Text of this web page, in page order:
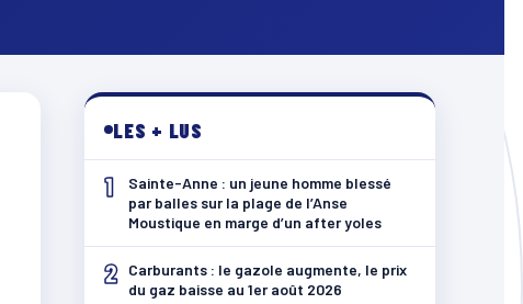
LES + LUS
1
Sainte-Anne : un jeune homme blessé
par balles sur la plage de l’Anse
Moustique en marge d’un after yoles
2
Carburants : le gazole augmente, le prix
du gaz baisse au 1er août 2026